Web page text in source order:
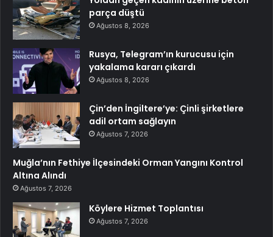
parça düştü
Ağustos 8, 2026
Rusya, Telegram’ın kurucusu için
yakalama kararı çıkardı
Ağustos 8, 2026
Çin’den İngiltere’ye: Çinli şirketlere
adil ortam sağlayın
Ağustos 7, 2026
Muğla’nın Fethiye İlçesindeki Orman Yangını Kontrol
Altına Alındı
Ağustos 7, 2026
Köylere Hizmet Toplantısı
Ağustos 7, 2026